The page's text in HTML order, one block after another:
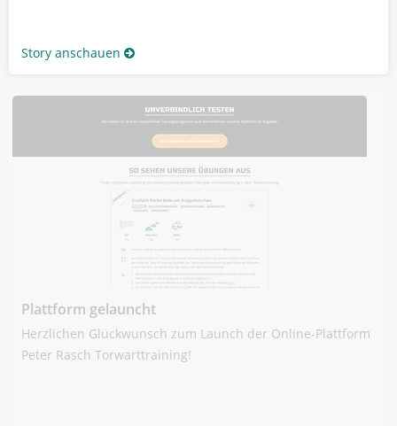
Story anschauen
Plattform gelauncht
Herzlichen Glückwunsch zum Launch der Online-Plattform
Peter Rasch Torwarttraining!